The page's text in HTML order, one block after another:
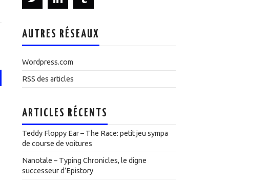
AUTRES RÉSEAUX
Wordpress.com
RSS des articles
ARTICLES RÉCENTS
Teddy Floppy Ear – The Race: petit jeu sympa
de course de voitures
Nanotale – Typing Chronicles, le digne
successeur d’Epistory